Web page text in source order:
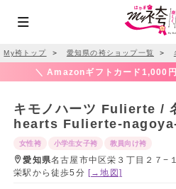
My袴トップ ＞ 愛知県の袴ショップ一覧 ＞
＼ Amazonギフトカード1,000
キモノハーツ Fulierte /
hearts Fulierte-nagoya-
女性袴 小学生女子袴 教員向け袴
愛知県名古屋市中区栄３丁目２７−
栄駅から徒歩5分 [→地図]